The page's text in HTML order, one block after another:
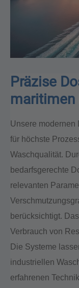
Präzise
maritimen
Unsere modernen
für höchste
Waschqualität.
bedarfsgerechte
relevanten
berücksichtigt.
Verbrauch von
Die Systeme
industriellen
erfahrenen